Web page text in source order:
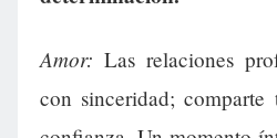
Amor: Las relaciones
con sinceridad; comparte